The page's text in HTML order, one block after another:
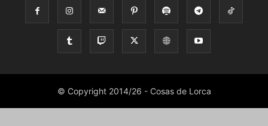
© Copyright 2014/26 - Cosas de Lorca